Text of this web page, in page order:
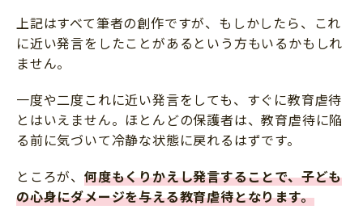
上記はすべて筆者の創作ですが、もしかしたら、これ
に近い発言をしたことがあるという方もいるかもしれ
ません。
一度や二度これに近い発言をしても、すぐに教育虐待
とはいえません。ほとんどの保護者は、教育虐待に陥
る前に気づいて冷静な状態に戻れるはずです。
ところが、 何度もくりかえし発言することで、子ども
の心身にダメージを与える教育虐待となります。